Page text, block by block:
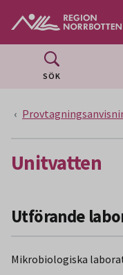
SÖK
Unitvatten
Utförande
Mikrobiologiska